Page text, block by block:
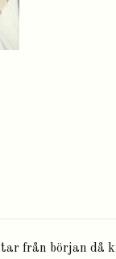
från början då